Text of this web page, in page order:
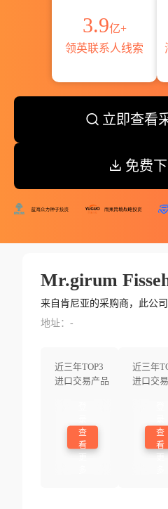
3.9亿+
领英联系人线索
立即查看
免费
Mr.girum
来自肯尼亚的采购商，此公
地址：-
近三年TOP3
进口交易产品
查
看
近三年
进口交
查
看